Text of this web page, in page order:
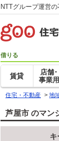
NTTグループ運営
借りる
賃貸
店舗･
事業用
住宅・不動産 > 地
芦屋市 のマン
キ